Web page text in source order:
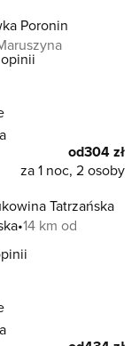
Poronin
od304 zł
za 1 noc, 2 osoby
Tatrzańska
14 km od